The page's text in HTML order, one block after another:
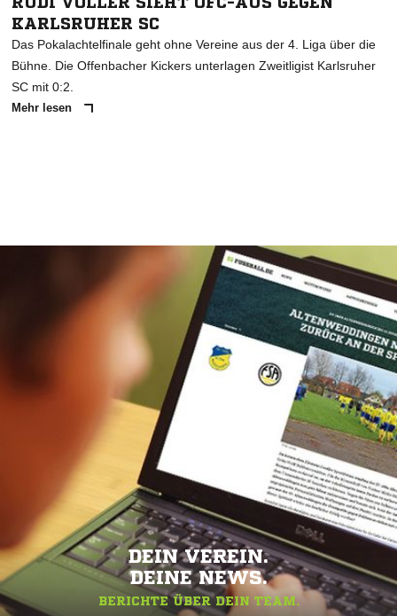
KARLSRUHER SC
Das Pokalachtelfinale geht ohne Vereine aus der 4. Liga über die
Bühne. Die Offenbacher Kickers unterlagen Zweitligist Karlsruher
SC mit 0:2.
Mehr lesen
DEIN VEREIN.
DEINE NEWS.
BERICHTE ÜBER DEIN TEAM.